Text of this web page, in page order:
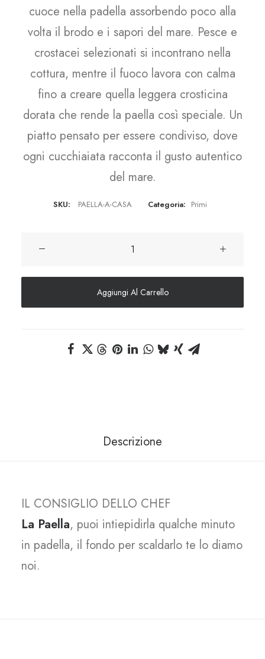
cuoce nella padella assorbendo poco alla
volta il brodo e i sapori del mare. Pesce e
crostacei selezionati si incontrano nella
cottura, mentre il fuoco lavora con calma
fino a creare quella leggera crosticina
dorata che rende la paella così speciale. Un
piatto pensato per essere condiviso, dove
ogni cucchiaiata racconta il gusto autentico
del mare.
SKU: PAELLA-A-CASA Categoria: Primi
La
Paella
a
tua
Aggiungi Al Carrello
Descrizione
IL CONSIGLIO DELLO CHEF
La Paella, puoi intiepidirla qualche minuto
in padella, il fondo per scaldarlo te lo diamo
noi.